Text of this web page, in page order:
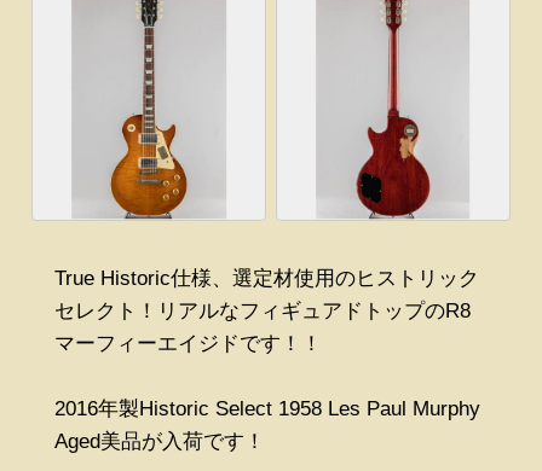
True Historic仕様、選定材使用のヒストリック
セレクト！リアルなフィギュアドトップのR8
マーフィーエイジドです！！
2016年製Historic Select 1958 Les Paul Murphy
Aged美品が入荷です！